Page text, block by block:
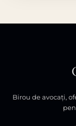
Birou de avocați,